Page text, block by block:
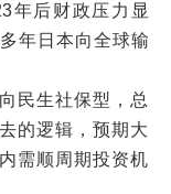
年后财政压力显
年日本向全球输
民生社保型，总
的逻辑，预期大
需顺周期投资机